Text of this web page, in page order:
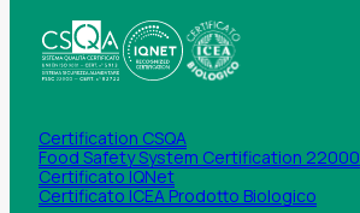
Certification CSQA
Food Safety System Certification 22000
Certificato IQNet
Certificato ICEA Prodotto Biologico